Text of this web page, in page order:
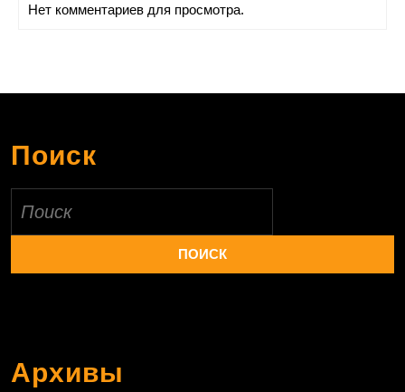
Нет комментариев для просмотра.
Поиск
Архивы